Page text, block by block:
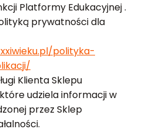
Platformy Edukacyjnej .
prywatności dla
polityka-
Klienta Sklepu
udziela informacji w
przez Sklep